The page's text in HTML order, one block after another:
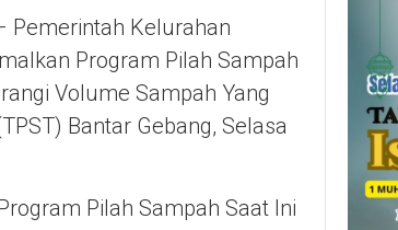
Pemerintah Kelurahan
Program Pilah Sampah
Volume Sampah Yang
Bantar Gebang, Selasa
Pilah Sampah Saat Ini